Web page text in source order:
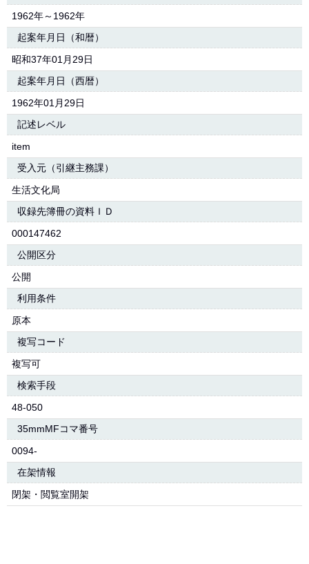
1962年～1962年
起案年月日（和暦）
昭和37年01月29日
起案年月日（西暦）
1962年01月29日
記述レベル
item
受入元（引継主務課）
生活文化局
収録先簿冊の資料ＩＤ
000147462
公開区分
公開
利用条件
原本
複写コード
複写可
検索手段
48-050
35mmMFコマ番号
0094-
在架情報
閉架・閲覧室開架